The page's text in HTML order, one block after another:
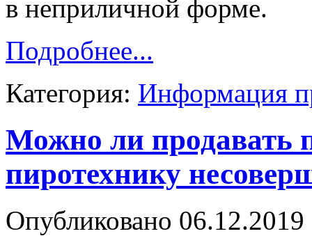
в неприличной форме.
Подробнее...
Категория: Информация
Можно ли продавать
пиротехнику
Опубликовано